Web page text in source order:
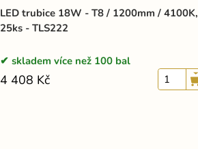
LED trubice 18W - T8 / 1200mm / 4100K,
25ks - TLS222
skladem více než 100 bal
4 408 Kč